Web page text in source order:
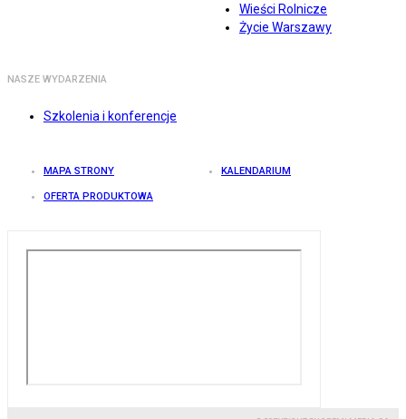
Wieści Rolnicze
Życie Warszawy
NASZE WYDARZENIA
Szkolenia i konferencje
MAPA STRONY KALENDARIUM
OFERTA PRODUKTOWA